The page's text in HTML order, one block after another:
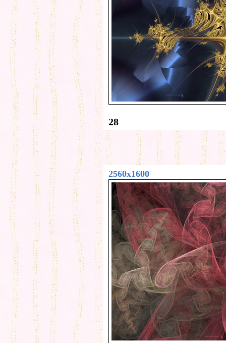
28
2560x1600